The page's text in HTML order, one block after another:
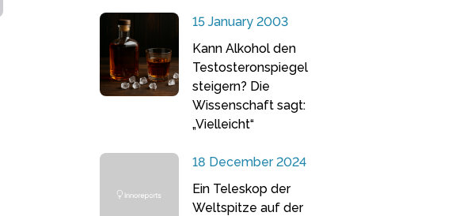
15 January 2003
Kann Alkohol den
Testosteronspiegel
steigern? Die
Wissenschaft sagt:
„Vielleicht“
18 December 2024
Ein Teleskop der
Weltspitze auf der